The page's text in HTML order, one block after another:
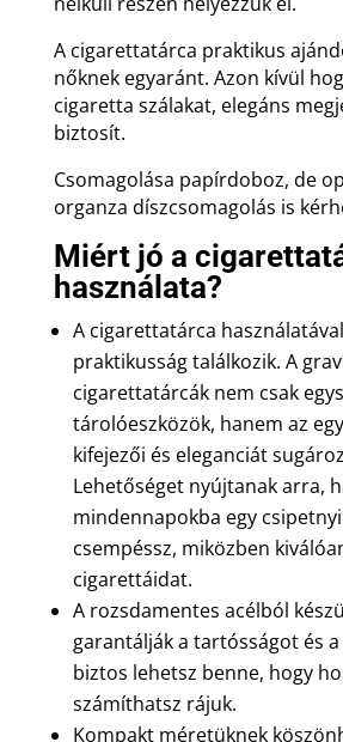
A cigarettatárca praktikus
nőknek egyaránt. Azon kívül
cigaretta szálakat, elegáns
biztosít.
Csomagolása papírdoboz, de
organza díszcsomagolás is
Miért jó a
használata?
A cigarettatárca
praktikusság találkozik. A
cigarettatárcák nem csak
tárolóeszközök, hanem az
kifejezői és eleganciát
Lehetőséget nyújtanak arra,
mindennapokba egy
csempéssz, miközben
cigarettáidat.
A rozsdamentes acélból
garantálják a tartósságot és
biztos lehetsz benne, hogy
számíthatsz rájuk.
Kompakt méretüknek